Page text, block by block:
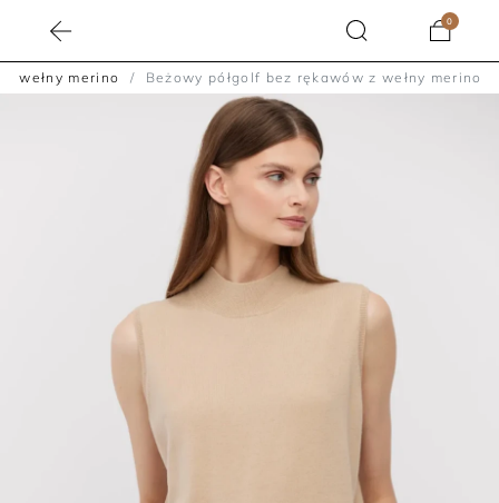
0
z wełny merino Beżowy półgolf bez rękawów z wełny merino